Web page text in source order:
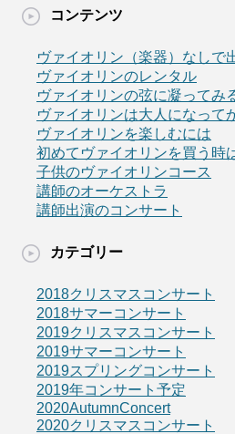
コンテンツ
ヴァイオリン（楽器）なしで
ヴァイオリンのレンタル
ヴァイオリンの弦に凝ってみ
ヴァイオリンは大人になって
ヴァイオリンを楽しむには
初めてヴァイオリンを買う時
子供のヴァイオリンコース
講師のオーケストラ
講師出演のコンサート
カテゴリー
2018クリスマスコンサート
2018サマーコンサート
2019クリスマスコンサート
2019サマーコンサート
2019スプリングコンサート
2019年コンサート予定
2020AutumnConcert
2020クリスマスコンサート